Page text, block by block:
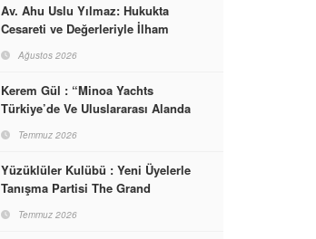
Av. Ahu Uslu Yılmaz: Hukukta
Cesareti ve Değerleriyle İlham
Ağustos 2026
Kerem Gül : “Minoa Yachts
Türkiye’de Ve Uluslararası Alanda
Markası Olacak”
Temmuz 2026
Yüzüklüler Kulübü : Yeni Üyelerle
Tanışma Partisi The Grand
Temmuz 2026